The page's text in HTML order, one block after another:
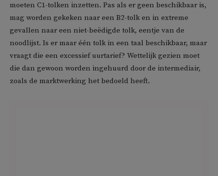
moeten C1-tolken inzetten. Pas als er geen beschikbaar is,
mag worden gekeken naar een B2-tolk en in extreme
gevallen naar een niet-beëdigde tolk, eentje van de
noodlijst. Is er maar één tolk in een taal beschikbaar, maar
vraagt die een excessief uurtarief? Wettelijk gezien moet
die dan gewoon worden ingehuurd door de intermediair,
zoals de marktwerking het bedoeld heeft.